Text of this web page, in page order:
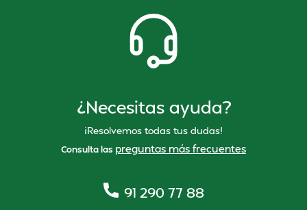
¿Necesitas ayuda?
¡Resolvemos todas tus dudas!
Consulta las preguntas más frecuentes
91 290 77 88